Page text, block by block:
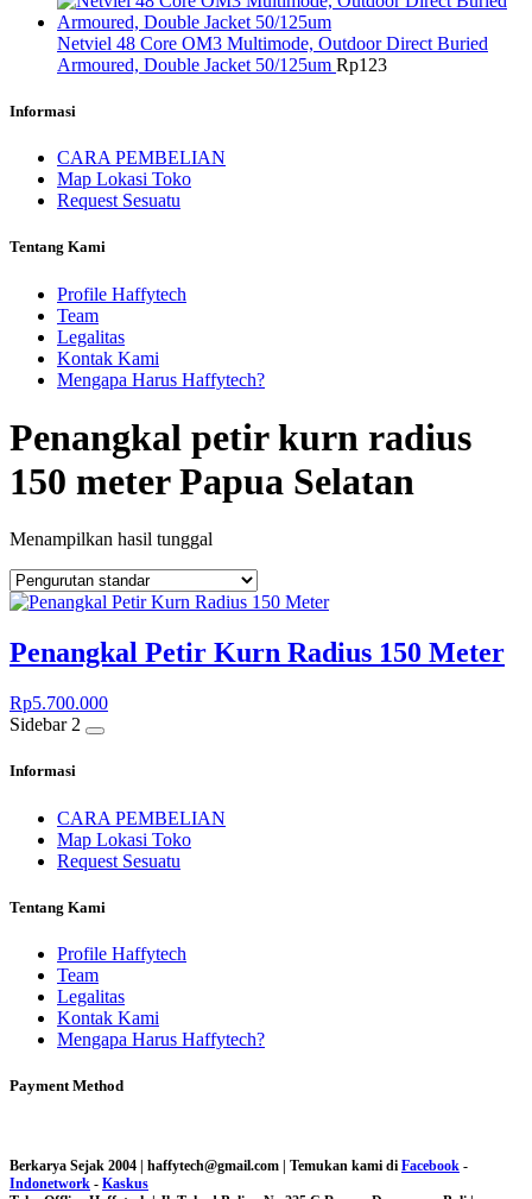
Netviel 48 Core OM3 Multimode, Outdoor Direct Buried
Armoured, Double Jacket 50/125um Rp123
Informasi
CARA PEMBELIAN
Map Lokasi Toko
Request Sesuatu
Tentang Kami
Profile Haffytech
Team
Legalitas
Kontak Kami
Mengapa Harus Haffytech?
Penangkal petir kurn radius
150 meter Papua Selatan
Menampilkan hasil tunggal
Penangkal Petir Kurn Radius 150 Meter
Rp5.700.000
Sidebar 2
Informasi
CARA PEMBELIAN
Map Lokasi Toko
Request Sesuatu
Tentang Kami
Profile Haffytech
Team
Legalitas
Kontak Kami
Mengapa Harus Haffytech?
Payment Method
Berkarya Sejak 2004 | haffytech@gmail.com | Temukan kami di Facebook -
Indonetwork - Kaskus